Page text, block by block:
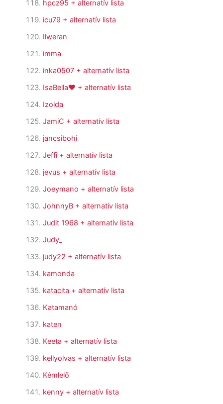
hpcz95 + alternatív lista
icu79 + alternatív lista
Ilweran
imma
inka0507 + alternatív lista
IsaBella♥ + alternatív lista
Izolda
JamiC + alternatív lista
jancsibohi
Jeffi + alternatív lista
jevus + alternatív lista
Joeymano + alternatív lista
JohnnyB + alternatív lista
Judit 1968 + alternatív lista
Judy_
judy22 + alternatív lista
kamonda
katacita + alternatív lista
Katamanó
katen
Keeta + alternatív lista
kellyolvas + alternatív lista
Kémlelő
kenny + alternatív lista